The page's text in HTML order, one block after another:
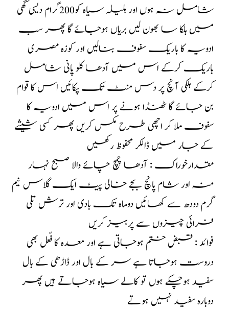
شامل نہ ہوں اور ہلیلہ سیاہ کو200گرام دیسی گھی
میں ہلکا سا بھون لیں بریاں ہوجائے گا پھر سب
ادویہ کا باریک سفوف بنالیں اور کوزہ مصری
باریک کرکے اس میں آدھا کلو پانی شامل
کرکے ہلکی آنچ پر دس منٹ تک پکائیں اس کا قوام
بن جائے گا ٹھنڈا ہونے پر اس میں ادویہ کا
سفوف ملا کر اچھی طرح مکس کریں پھر کسی شیشے
کے جار میں ڈالکر محفوظ رکھیں
مقدارخوراک : آدھا چمچ چائے والا صبح نہار
منہ اور شام پانچ بجے خالی پیٹ ایک گلاس نیم
گرم دودھ سے کھائیں دوماہ تک بادی اور ترش تلی
فرائی چیزوں سے پرہیز کریں
فوائد : قبض ختم ہوجاتی ہے اور معدہ کا فّعل بھی
دروست ہوجاتا ہے سر کے بال اور ڈاڑھی کے بال
سفید ہوچکے ہوں تو کالے سیاہ ہوجاتے ہیں پھر
دوبارہ سفید نہیں ہوتے